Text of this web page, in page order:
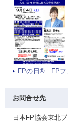
FPの日® FPフ
お問合せ先
日本FP協会東北